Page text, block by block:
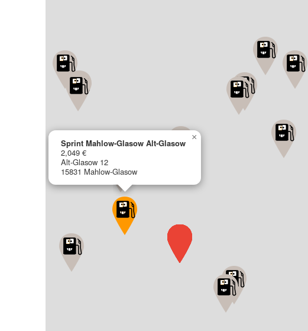
Sprint Mahlow-Glasow Alt-Glasow
2,049 €
Alt-Glasow 12
15831 Mahlow-Glasow
×